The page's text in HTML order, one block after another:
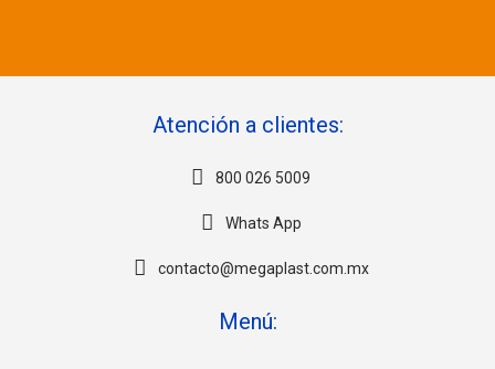
Atención a clientes:
800 026 5009
Whats App
contacto@megaplast.com.mx
Menú: